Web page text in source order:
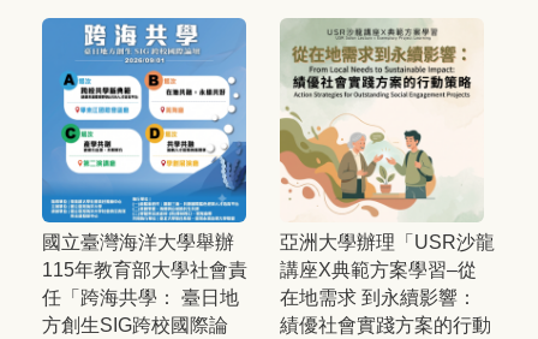
國立臺灣海洋大學舉辦
115年教育部大學社會責
任「跨海共學： 臺日地
方創生SIG跨校國際論
亞洲大學辦理「USR沙龍
講座X典範方案學習–從
在地需求 到永續影響：
績優社會實踐方案的行動